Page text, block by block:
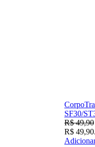
SF30/
R$49,90
R$ 49,90.